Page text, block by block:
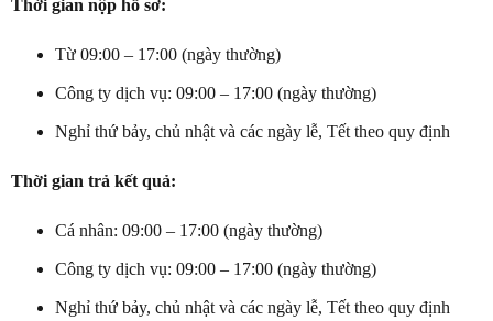
Thời gian nộp hồ sơ:
Từ 09:00 – 17:00 (ngày thường)
Công ty dịch vụ: 09:00 – 17:00 (ngày thường)
Nghỉ thứ bảy, chủ nhật và các ngày lễ, Tết theo quy định
Thời gian trả kết quả:
Cá nhân: 09:00 – 17:00 (ngày thường)
Công ty dịch vụ: 09:00 – 17:00 (ngày thường)
Nghỉ thứ bảy, chủ nhật và các ngày lễ, Tết theo quy định